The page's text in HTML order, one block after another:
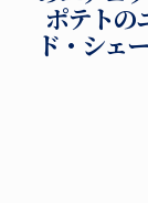
ポテトの
ド・シェ